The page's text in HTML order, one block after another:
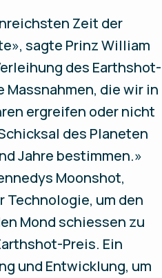
Zeit der
sagte Prinz William
des Earthshot-
Massnahmen, die wir in
ergreifen oder nicht
des Planeten
Jahre bestimmen.»
Moonshot,
Technologie, um den
Mond schiessen zu
Preis. Ein
und Entwicklung, um